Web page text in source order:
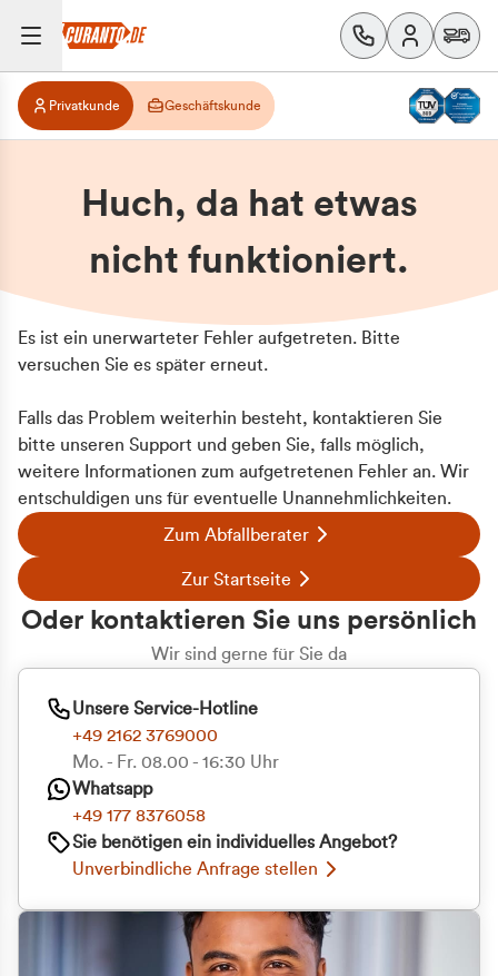
Privatkunde Geschäftskunde
Huch, da hat etwas
nicht funktioniert.
Es ist ein unerwarteter Fehler aufgetreten. Bitte
versuchen Sie es später erneut.
Falls das Problem weiterhin besteht, kontaktieren Sie
bitte unseren Support und geben Sie, falls möglich,
weitere Informationen zum aufgetretenen Fehler an. Wir
entschuldigen uns für eventuelle Unannehmlichkeiten.
Zum Abfallberater
Zur Startseite
Oder kontaktieren Sie uns persönlich
Wir sind gerne für Sie da
Unsere Service-Hotline
+49 2162 3769000
Mo. - Fr. 08.00 - 16:30 Uhr
Whatsapp
+49 177 8376058
Sie benötigen ein individuelles Angebot?
Unverbindliche Anfrage stellen